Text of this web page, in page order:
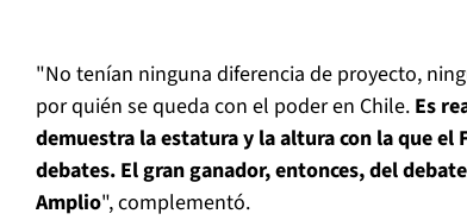
"No tenían ninguna diferencia de proyecto,
por quién se queda con el poder en Chile. Es
demuestra la estatura y la altura con la que
debates. El gran ganador, entonces, del
Amplio", complementó.